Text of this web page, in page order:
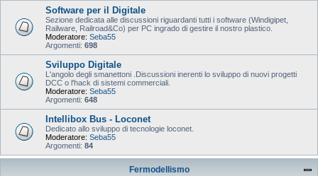
Software per il Digitale
Sezione dedicata alle discussioni riguardanti tutti i software (Windigipet,
Railware, Railroad&Co) per PC ingrado di gestire il nostro plastico.
Moderatore: Seba55
Argomenti: 698
Sviluppo Digitale
L'angolo degli smanettoni .Discussioni inerenti lo sviluppo di nuovi progetti
DCC o l'hack di sistemi commerciali.
Moderatore: Seba55
Argomenti: 648
Intellibox Bus - Loconet
Dedicato allo sviluppo di tecnologie loconet.
Moderatore: Seba55
Argomenti: 84
Fermodellismo